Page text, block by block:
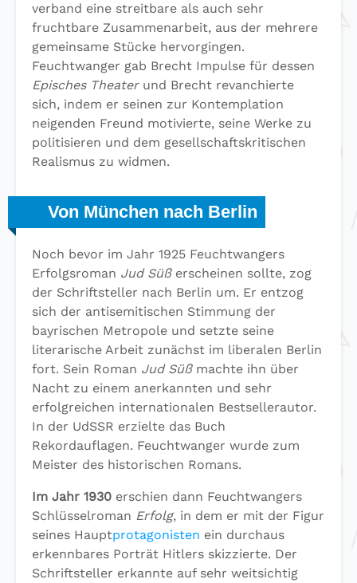
verband eine streitbare als auch sehr
fruchtbare Zusammenarbeit, aus der mehrere
gemeinsame Stücke hervorgingen.
Feuchtwanger gab Brecht Impulse für dessen
Episches Theaterund Brecht revanchierte
sich, indem er seinen zur Kontemplation
neigenden Freund motivierte, seine Werke zu
politisieren und dem gesellschaftskritischen
Realismus zu widmen.
Von München nach Berlin
Noch bevor im Jahr 1925 Feuchtwangers
Erfolgsroman Jud Süßerscheinen sollte, zog
der Schriftsteller nach Berlin um. Er entzog
sich der antisemitischen Stimmung der
bayrischen Metropole und setzte seine
literarische Arbeit zunächst im liberalen Berlin
fort. Sein Roman Jud Süßmachte ihn über
Nacht zu einem anerkannten und sehr
erfolgreichen internationalen Bestsellerautor.
In der UdSSR erzielte das Buch
Rekordauflagen. Feuchtwanger wurde zum
Meister des historischen Romans.
Im Jahr 1930 erschien dann Feuchtwangers
Schlüsselroman Erfolg, in dem er mit der Figur
seines Hauptprotagonisten ein durchaus
erkennbares Porträt Hitlers skizzierte. Der
Schriftsteller erkannte auf sehr weitsichtig